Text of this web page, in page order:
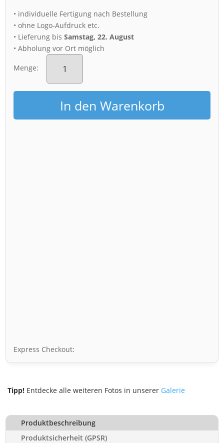
• individuelle Fertigung nach Bestellung
• ohne Logo-Aufdruck etc.
• Lieferung bisSamstag, 22. August
• Abholung vor Ort möglich
Menge:
Alu-
Dibond
Frauenkirche
Dresden
MengeIn den Warenkorb
Express Checkout:
Tipp! Entdecke alle weiteren Fotos in unserer Galerie
Produktbeschreibung
Produktsicherheit (GPSR)